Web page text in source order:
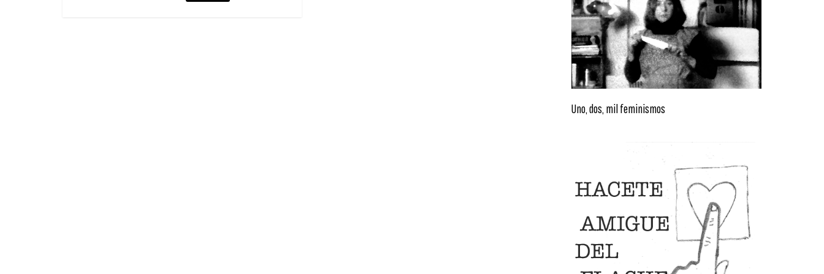
Uno, dos, mil feminismos